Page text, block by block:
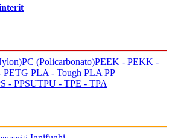
PC (Policarbonato)PEEK - PEKK -
PETG PLA - Tough PLA PP
- PPSUTPU - TPE - TPA